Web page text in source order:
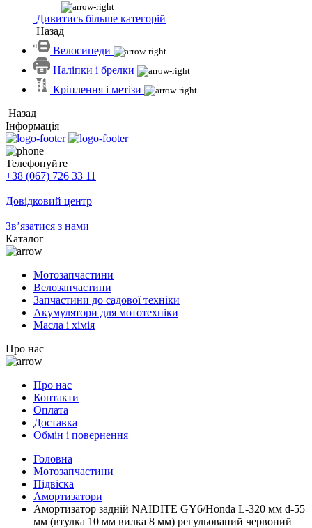
Дивитись більше категорій
Назад
Велосипеди
Наліпки і брелки
Кріплення і метізи
Назад
Інформація
Телефонуйте
+38 (067) 726 33 11
Довідковий центр
Зв’язатися з нами
Каталог
Мотозапчастини
Велозапчастини
Запчастини до садової техніки
Акумулятори для мототехніки
Масла і хімія
Про нас
Про нас
Контакти
Оплата
Доставка
Обмін і повернення
Головна
Мотозапчастини
Підвіска
Амортизатори
Амортизатор задній NAIDITE GY6/Honda L-320 мм d-55
мм (втулка 10 мм вилка 8 мм) регульований червоний